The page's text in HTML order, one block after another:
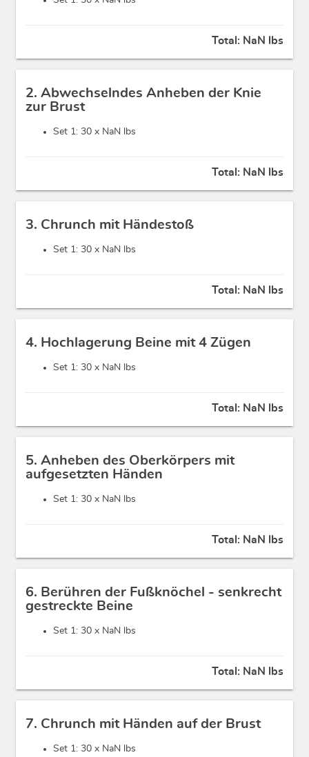
Total: NaN lbs
2. Abwechselndes Anheben der Knie
zur Brust
Set 1: 30 x NaN lbs
Total: NaN lbs
3. Chrunch mit Händestoß
Set 1: 30 x NaN lbs
Total: NaN lbs
4. Hochlagerung Beine mit 4 Zügen
Set 1: 30 x NaN lbs
Total: NaN lbs
5. Anheben des Oberkörpers mit
aufgesetzten Händen
Set 1: 30 x NaN lbs
Total: NaN lbs
6. Berühren der Fußknöchel - senkrecht
gestreckte Beine
Set 1: 30 x NaN lbs
Total: NaN lbs
7. Chrunch mit Händen auf der Brust
Set 1: 30 x NaN lbs